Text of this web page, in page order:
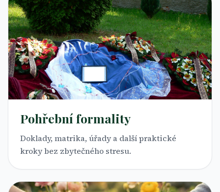
Pohřební formality
Doklady, matrika, úřady a další praktické
kroky bez zbytečného stresu.